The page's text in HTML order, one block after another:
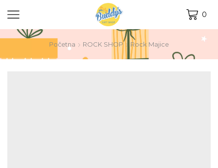
0
Početna ROCK SHOP Rock Majice